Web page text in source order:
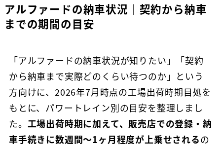
アルファードの納車状況｜契約から納車
までの期間の目安
「アルファードの納車状況が知りたい」「契約
から納車まで実際どのくらい待つのか」という
方向けに、2026年7月時点の工場出荷時期目処を
もとに、パワートレイン別の目安を整理しまし
た。 工場出荷時期に加えて、販売店での登録・納
車手続きに数週間〜1ヶ月程度が上乗せされるの